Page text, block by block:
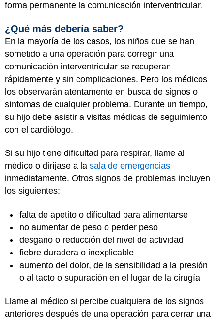
forma permanente la comunicación interventricular.
¿Qué más debería saber?
En la mayoría de los casos, los niños que se han
sometido a una operación para corregir una
comunicación interventricular se recuperan
rápidamente y sin complicaciones. Pero los médicos
los observarán atentamente en busca de signos o
síntomas de cualquier problema. Durante un tiempo,
su hijo debe asistir a visitas médicas de seguimiento
con el cardiólogo.
Si su hijo tiene dificultad para respirar, llame al
médico o diríjase a la sala de emergencias
inmediatamente. Otros signos de problemas incluyen
los siguientes:
falta de apetito o dificultad para alimentarse
no aumentar de peso o perder peso
desgano o reducción del nivel de actividad
fiebre duradera o inexplicable
aumento del dolor, de la sensibilidad a la presión
o al tacto o supuración en el lugar de la cirugía
Llame al médico si percibe cualquiera de los signos
anteriores después de una operación para cerrar una